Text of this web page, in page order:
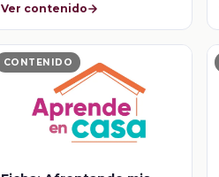
Ver contenido
CONTENIDO